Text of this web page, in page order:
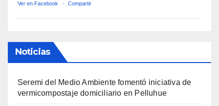
Ver en Facebook · Compartir
Noticias
Seremi del Medio Ambiente fomentó iniciativa de
vermicompostaje domiciliario en Pelluhue